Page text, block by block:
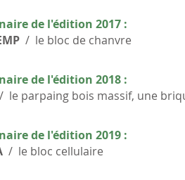
de l'édition 2017 :
/ le bloc de chanvre
de l'édition 2018 :
/ le parpaing bois massif, une
de l'édition 2019 :
/ le bloc cellulaire